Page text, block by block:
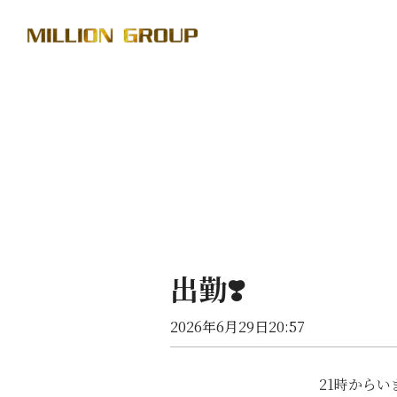
出勤❣️
2026年6月29日20:57
21時からい